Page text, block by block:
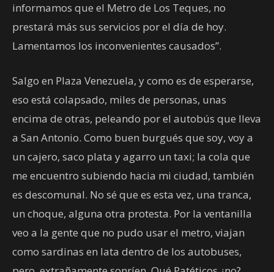
informamos que el Metro de Los Teques, no
prestará más sus servicios por el día de hoy.
Lamentamos los inconvenientes causados”.
Salgo en Plaza Venezuela, y como es de esperarse,
eso está colapsado, miles de personas, unas
encima de otras, peleando por el autobús que lleva
a San Antonio. Como buen burgués que soy, voy a
un cajero, saco plata y agarro un taxi; la cola que
me encuentro subiendo hacia mi ciudad, también
es descomunal. No sé que es esta vez, una tranca,
un choque, alguna otra protesta. Por la ventanilla
veo a la gente que no pudo usar el metro, viajan
como sardinas en lata dentro de los autobuses,